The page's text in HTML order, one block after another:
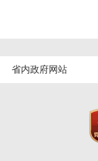
省内政府网站